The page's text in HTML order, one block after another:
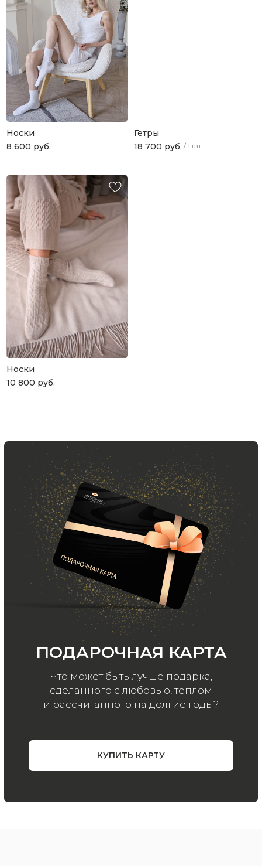
Носки
8 600 руб.
Гетры
18 700 руб. / 1 шт
Носки
10 800 руб.
ПОДАРОЧНАЯ КАРТА
Что может быть лучше подарка,